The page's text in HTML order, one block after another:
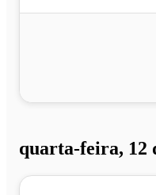
quarta-feira, 12